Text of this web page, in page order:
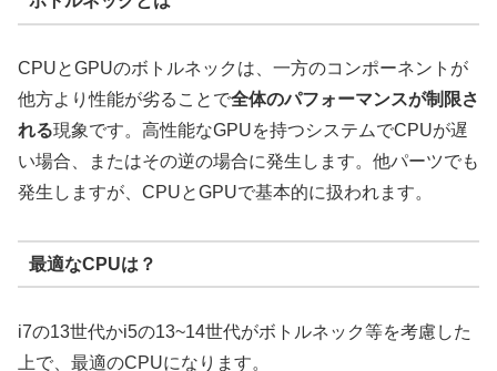
CPUとGPUのボトルネックは、一方のコンポーネントが
他方より性能が劣ることで全体のパフォーマンスが制限さ
れる現象です。高性能なGPUを持つシステムでCPUが遅
い場合、またはその逆の場合に発生します。他パーツでも
発生しますが、CPUとGPUで基本的に扱われます。
最適なCPUは？
i7の13世代かi5の13~14世代がボトルネック等を考慮した
上で、最適のCPUになります。